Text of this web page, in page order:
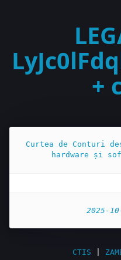
+
Curtea de Conturi
hardware și
2025-
CTIS